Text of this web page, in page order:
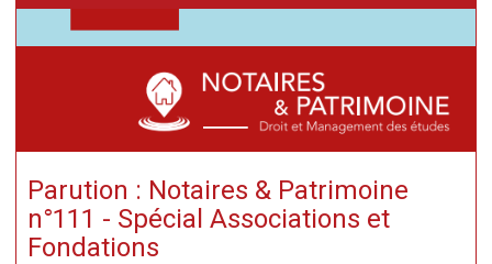
Parution : Notaires & Patrimoine
n°111 - Spécial Associations et
Fondations